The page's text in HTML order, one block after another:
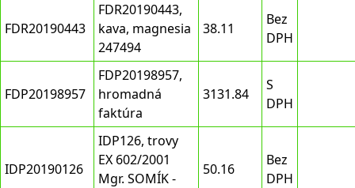
FDR20190443
FDR20190443,
kava, magnesia
247494
38.11
Bez
DPH
FDP20198957
FDP20198957,
hromadná
faktúra
3131.84
S
DPH
IDP20190126
IDP126, trovy
EX 602/2001
Mgr. SOMÍK -
50.16
Bez
DPH